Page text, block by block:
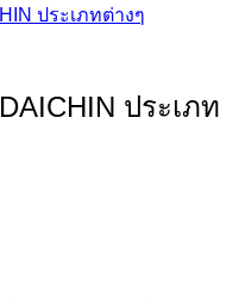
ประเภทต่างๆ
ประเภท